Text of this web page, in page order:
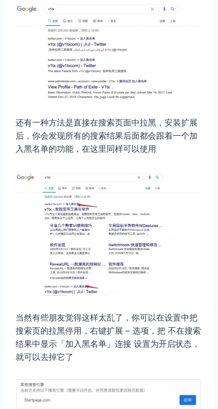
还有一种方法是直接在搜索页面中拉黑，安装扩展
后，你会发现所有的搜索结果后面都会跟着一个加
入黑名单的功能，在这里同样可以使用
当然有些朋友觉得这样太乱了，你可以在设置中把
搜索页的拉黑停用，右键扩展 – 选项，把 不在搜索
结果中显示「加入黑名单」连接 设置为开启状态，
就可以去掉它了